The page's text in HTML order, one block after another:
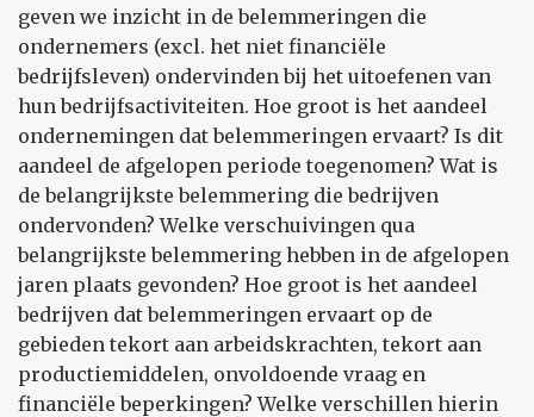
geven we inzicht in de belemmeringen die
ondernemers (excl. het niet financiële
bedrijfsleven) ondervinden bij het uitoefenen van
hun bedrijfsactiviteiten. Hoe groot is het aandeel
ondernemingen dat belemmeringen ervaart? Is dit
aandeel de afgelopen periode toegenomen? Wat is
de belangrijkste belemmering die bedrijven
ondervonden? Welke verschuivingen qua
belangrijkste belemmering hebben in de afgelopen
jaren plaats gevonden? Hoe groot is het aandeel
bedrijven dat belemmeringen ervaart op de
gebieden tekort aan arbeidskrachten, tekort aan
productiemiddelen, onvoldoende vraag en
financiële beperkingen? Welke verschillen hierin